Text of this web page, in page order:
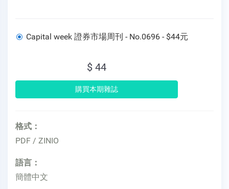
Capital week 證券市場周刊 - No.0696 - $44元
$ 44
格式：
PDF / ZINIO
語言：
簡體中文